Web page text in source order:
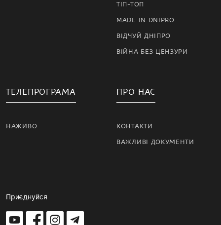
ТІП-ТОП
MADE IN DNIPRO
ВІДЧУЙ ДНІПРО
ВІЙНА БЕЗ ЦЕНЗУРИ
ТЕЛЕПРОГРАМА
НАЖИВО
ПРО НАС
КОНТАКТИ
ВАЖЛИВІ ДОКУМЕНТИ
Приєднуйся